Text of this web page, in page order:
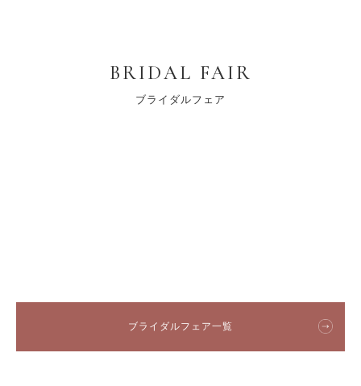
BRIDAL FAIR
ブライダルフェア
ブライダルフェア一覧